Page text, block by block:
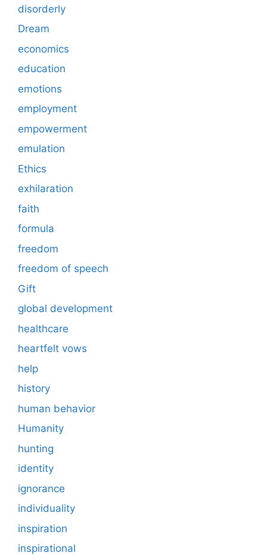
disorderly
Dream
economics
education
emotions
employment
empowerment
emulation
Ethics
exhilaration
faith
formula
freedom
freedom of speech
Gift
global development
healthcare
heartfelt vows
help
history
human behavior
Humanity
hunting
identity
ignorance
individuality
inspiration
inspirational